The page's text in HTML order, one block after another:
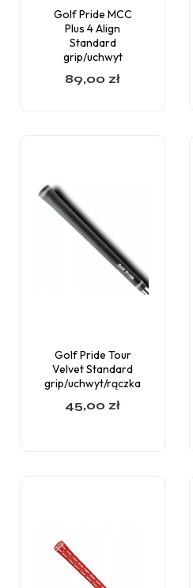
Golf Pride MCC
Plus 4 Align
Standard
grip/uchwyt
89,00 zł
Golf Pride Tour
Velvet Standard
grip/uchwyt/rączka
45,00 zł